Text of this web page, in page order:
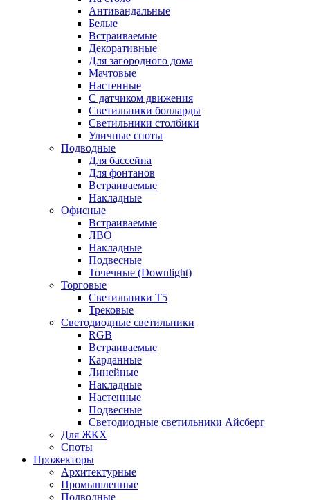
Антивандальные
Белые
Встраиваемые
Декоративные
Для загородного дома
Мачтовые
Настенные
С датчиком движения
Светильники болларды
Светильники столбики
Уличные споты
Подводные
Для бассейна
Для фонтанов
Встраиваемые
Накладные
Офисные
Встраиваемые
ЛВО
Накладные
Подвесные
Точечные (Downlight)
Торговые
Светильники Т5
Трековые
Светодиодные светильники
RGB
Встраиваемые
Карданные
Линейные
Накладные
Настенные
Подвесные
Светодиодные светильники Айсберг
Для ЖКХ
Споты
Прожекторы
Архитектурные
Промышленные
Подводные